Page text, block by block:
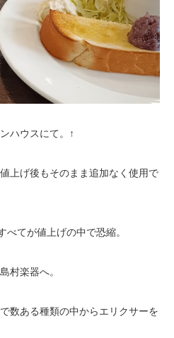
ハウスにて。↑
上げ後もそのまま追加なく使用で
てが値上げの中で恐縮。
村楽器へ。
数ある種類の中からエリクサーを